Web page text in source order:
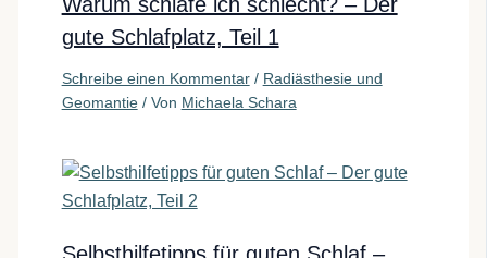
gute Schlafplatz, Teil 1
Schreibe einen Kommentar / Radiästhesie und
Geomantie/ Von Michaela Schara